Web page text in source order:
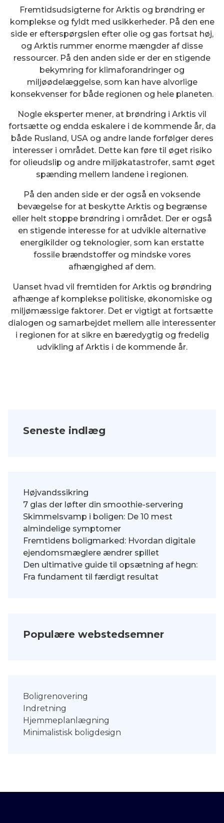
Fremtidsudsigterne for Arktis og brøndring er
komplekse og fyldt med usikkerheder. På den ene
side er efterspørgslen efter olie og gas fortsat høj,
og Arktis rummer enorme mængder af disse
ressourcer. På den anden side er der en stigende
bekymring for klimaforandringer og
miljøødelæggelse, som kan have alvorlige
konsekvenser for både regionen og hele planeten.
Nogle eksperter mener, at brøndring i Arktis vil
fortsætte og endda eskalere i de kommende år, da
både Rusland, USA og andre lande forfølger deres
interesser i området. Dette kan føre til øget risiko
for olieudslip og andre miljøkatastrofer, samt øget
spænding mellem landene i regionen.
På den anden side er der også en voksende
bevægelse for at beskytte Arktis og begrænse
eller helt stoppe brøndring i området. Der er også
en stigende interesse for at udvikle alternative
energikilder og teknologier, som kan erstatte
fossile brændstoffer og mindske vores
afhængighed af dem.
Uanset hvad vil fremtiden for Arktis og brøndring
afhænge af komplekse politiske, økonomiske og
miljømæssige faktorer. Det er vigtigt at fortsætte
dialogen og samarbejdet mellem alle interessenter
i regionen for at sikre en bæredygtig og fredelig
udvikling af Arktis i de kommende år.
Seneste indlæg
Højvandssikring
7 glas der løfter din smoothie-servering
Skimmelsvamp i boligen: De 10 mest
almindelige symptomer
Fremtidens boligmarked: Hvordan digitale
ejendomsmæglere ændrer spillet
Den ultimative guide til opsætning af hegn:
Fra fundament til færdigt resultat
Populære webstedsemner
Boligrenovering
Indretning
Hjemmeplanlægning
Minimalistisk boligdesign